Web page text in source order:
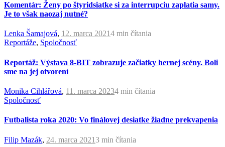
Komentár: Ženy po štyridsiatke si za interrupciu zaplatia samy.
Je to však naozaj nutné?
Lenka Šamajová, 12. marca 20214 min čítania
Reportáže, Spoločnosť
Reportáž: Výstava 8-BIT zobrazuje začiatky hernej scény. Boli
sme na jej otvorení
Monika Cihlářová, 11. marca 20234 min čítania
Spoločnosť
Futbalista roka 2020: Vo finálovej desiatke žiadne prekvapenia
Filip Mazák, 24. marca 20213 min čítania